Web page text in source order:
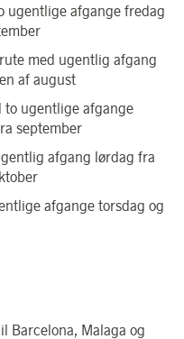
ugentlige afgange fredag
med ugentlig afgang
af august
to ugentlige afgange
september
afgang lørdag fra
afgange torsdag og
Barcelona, Malaga og